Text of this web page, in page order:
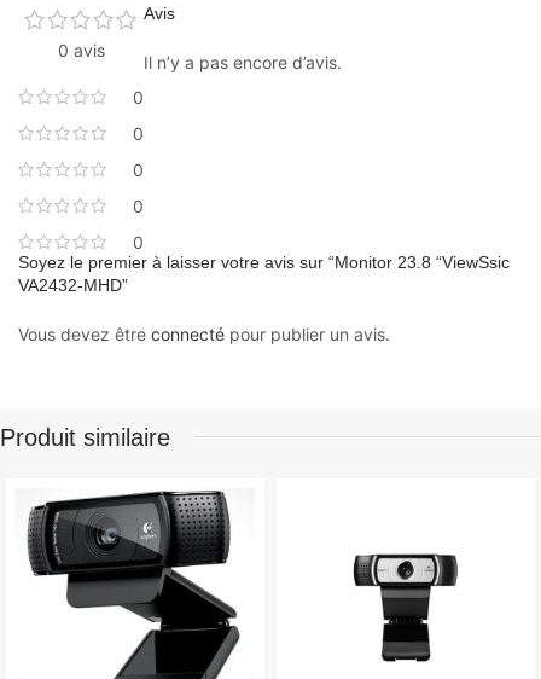
0 avis
0
0
0
0
0
Avis
Il n’y a pas encore d’avis.
Soyez le premier à laisser votre avis sur “Monitor 23.8 “ViewSsic
VA2432-MHD”
Vous devez être connecté pour publier un avis.
Produit similaire